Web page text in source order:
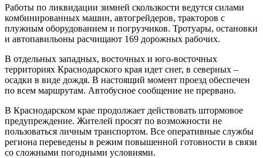
Работы по ликвидации зимней скользкости ведутся силами
комбинированных машин, автогрейдеров, тракторов с
плужным оборудованием и погрузчиков. Тротуары, остановки
и автопавильоны расчищают 169 дорожных рабочих.
В отдельных западных, восточных и юго-восточных
территориях Краснодарского края идет снег, в северных –
осадки в виде дождя. В настоящий момент проезд обеспечен
по всем маршрутам. Автобусное сообщение не прервано.
В Краснодарском крае продолжает действовать штормовое
предупреждение. Жителей просят по возможности не
пользоваться личным транспортом. Все оперативные службы
региона переведены в режим повышенной готовности в связи
со сложными погодными условиями.